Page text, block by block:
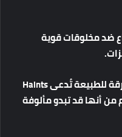
ضدمخلوقاتقوية
.
للطبيعةتُدعى
منأنهاقدتبدومألوفة